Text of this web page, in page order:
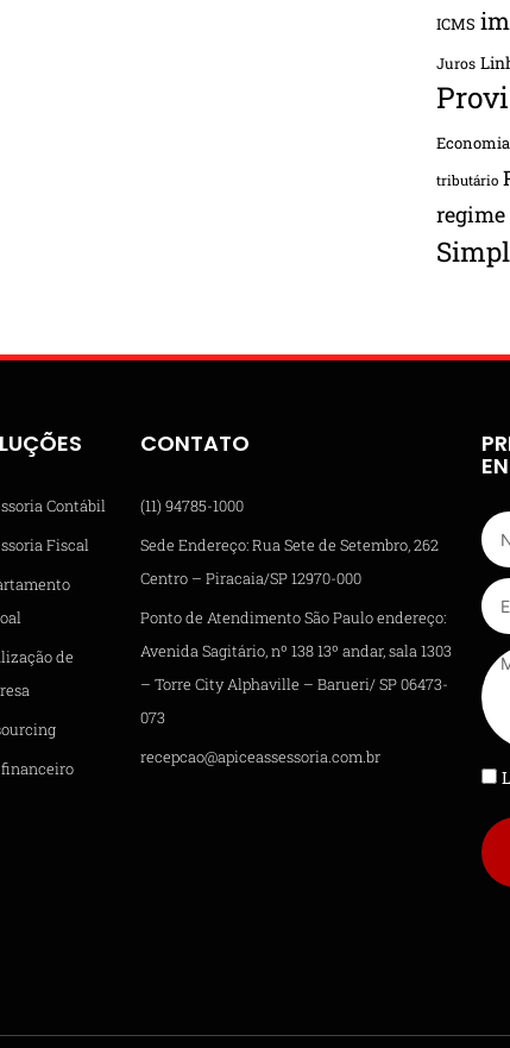
ICMS
Juros
Economia
tributário
Contábil
Fiscal
de
financeiro
CONTATO
(11) 94785-1000
Sede Endereço: Rua Sete de Setembro, 262
Centro – Piracaia/SP 12970-000
Ponto de Atendimento São Paulo endereço:
Avenida Sagitário, nº 138 13º andar, sala 1303
– Torre City Alphaville – Barueri/ SP 06473-
073
recepcao@apiceassessoria.com.br